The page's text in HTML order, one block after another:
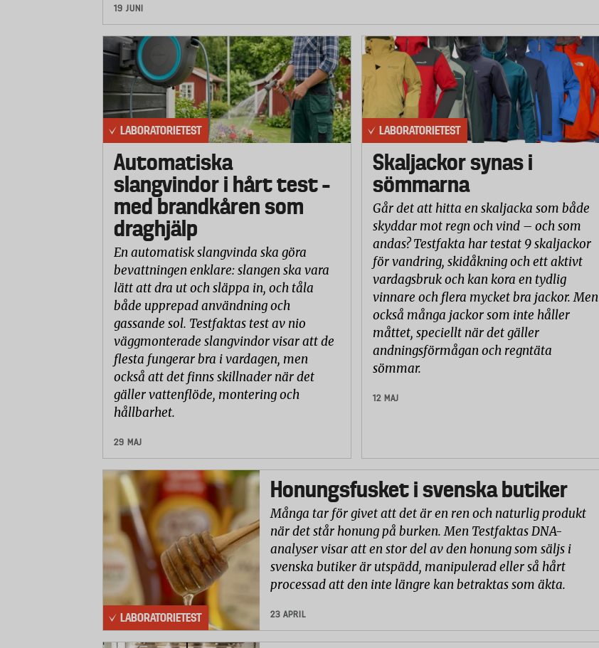
19 JUNI
LABORATORIETEST
Automatiska
slangvindor i hårt test –
med brandkåren som
draghjälp
En automatisk slangvinda ska göra
bevattningen enklare: slangen ska vara
lätt att dra ut och släppa in, och tåla
både upprepad användning och
gassande sol. Testfaktas test av nio
väggmonterade slangvindor visar att de
flesta fungerar bra i vardagen, men
också att det finns skillnader när det
gäller vattenflöde, montering och
hållbarhet.
29 MAJ
LABORATORIETEST
Skaljackor synas i
sömmarna
Går det att hitta en skaljacka som både
skyddar mot regn och vind – och som
andas? Testfakta har testat 9 skaljackor
för vandring, skidåkning och ett aktivt
vardagsbruk och kan kora en tydlig
vinnare och flera mycket bra jackor. Men
också många jackor som inte håller
måttet, speciellt när det gäller
andningsförmågan och regntäta
sömmar.
12 MAJ
LABORATORIETEST
Honungsfusket i svenska butiker
Många tar för givet att det är en ren och naturlig produkt
när det står honung på burken. Men Testfaktas DNA-
analyser visar att en stor del av den honung som säljs i
svenska butiker är utspädd, manipulerad eller så hårt
processad att den inte längre kan betraktas som äkta.
23 APRIL